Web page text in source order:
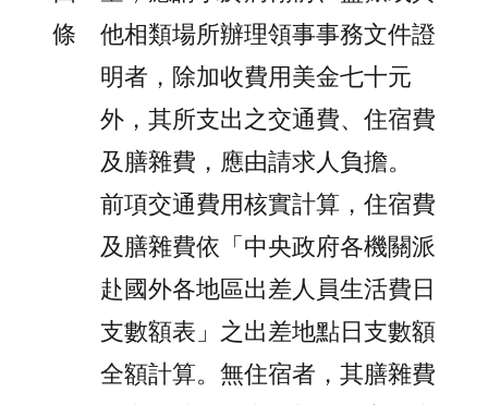
條
他相類場所辦理領事事務文件證
明者，除加收費用美金七十元
外，其所支出之交通費、住宿費
及膳雜費，應由請求人負擔。
前項交通費用核實計算，住宿費
及膳雜費依「中央政府各機關派
赴國外各地區出差人員生活費日
支數額表」之出差地點日支數額
全額計算。無住宿者，其膳雜費